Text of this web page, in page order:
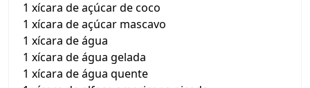
1 xícara de açúcar de coco
1 xícara de açúcar mascavo
1 xícara de água
1 xícara de água gelada
1 xícara de água quente